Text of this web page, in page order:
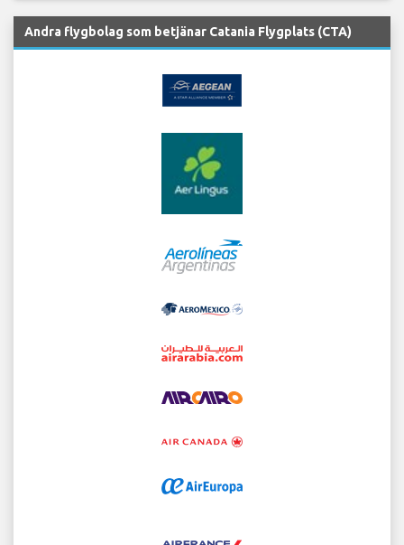
Andra flygbolag som betjänar Catania Flygplats (CTA)